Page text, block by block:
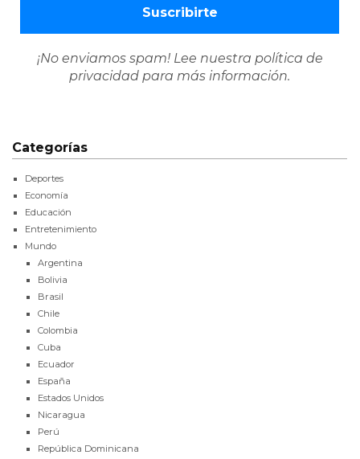
¡No enviamos spam! Lee nuestra política de
privacidad para más información.
Categorías
Deportes
Economía
Educación
Entretenimiento
Mundo
Argentina
Bolivia
Brasil
Chile
Colombia
Cuba
Ecuador
España
Estados Unidos
Nicaragua
Perú
República Dominicana